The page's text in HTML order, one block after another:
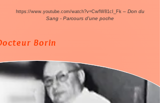
https://www.youtube.com/watch?v=CwfW81cI_Fk – Don du
Sang - Parcours d'une poche
Borin